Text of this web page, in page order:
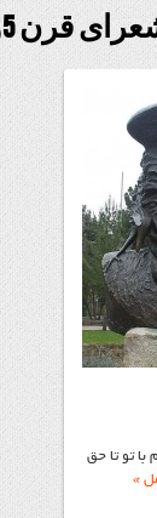
قرن 5و6
تو تا حق
»